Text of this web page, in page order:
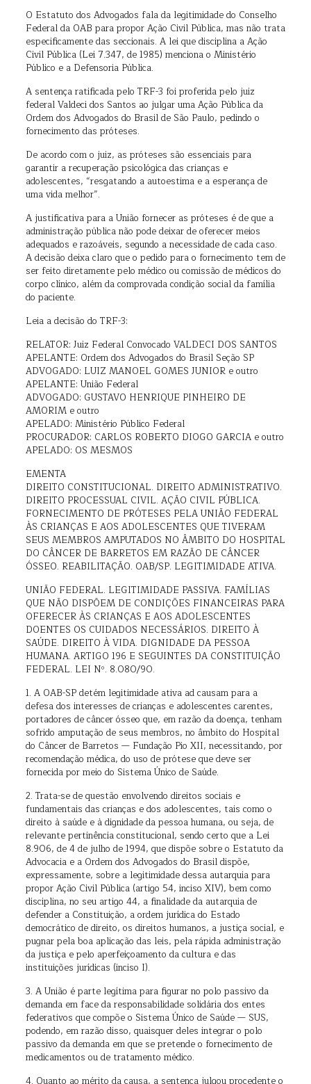
O Estatuto dos Advogados fala da legitimidade do Conselho
Federal da OAB para propor Ação Civil Pública, mas não trata
especificamente das seccionais. A lei que disciplina a Ação
Civil Pública (Lei 7.347, de 1985) menciona o Ministério
Público e a Defensoria Pública.
A sentença ratificada pelo TRF-3 foi proferida pelo juiz
federal Valdeci dos Santos ao julgar uma Ação Pública da
Ordem dos Advogados do Brasil de São Paulo, pedindo o
fornecimento das próteses.
De acordo com o juiz, as próteses são essenciais para
garantir a recuperação psicológica das crianças e
adolescentes, “resgatando a autoestima e a esperança de
uma vida melhor”.
A justificativa para a União fornecer as próteses é de que a
administração pública não pode deixar de oferecer meios
adequados e razoáveis, segundo a necessidade de cada caso.
A decisão deixa claro que o pedido para o fornecimento tem de
ser feito diretamente pelo médico ou comissão de médicos do
corpo clínico, além da comprovada condição social da família
do paciente.
Leia a decisão do TRF-3:
RELATOR: Juiz Federal Convocado VALDECI DOS SANTOS
APELANTE: Ordem dos Advogados do Brasil Seção SP
ADVOGADO: LUIZ MANOEL GOMES JUNIOR e outro
APELANTE: União Federal
ADVOGADO: GUSTAVO HENRIQUE PINHEIRO DE
AMORIM e outro
APELADO: Ministério Público Federal
PROCURADOR: CARLOS ROBERTO DIOGO GARCIA e outro
APELADO: OS MESMOS
EMENTA
DIREITO CONSTITUCIONAL. DIREITO ADMINISTRATIVO.
DIREITO PROCESSUAL CIVIL. AÇÃO CIVIL PÚBLICA.
FORNECIMENTO DE PRÓTESES PELA UNIÃO FEDERAL
ÀS CRIANÇAS E AOS ADOLESCENTES QUE TIVERAM
SEUS MEMBROS AMPUTADOS NO ÂMBITO DO HOSPITAL
DO CÂNCER DE BARRETOS EM RAZÃO DE CÂNCER
ÓSSEO. REABILITAÇÃO. OAB/SP. LEGITIMIDADE ATIVA.
UNIÃO FEDERAL. LEGITIMIDADE PASSIVA. FAMÍLIAS
QUE NÃO DISPÕEM DE CONDIÇÕES FINANCEIRAS PARA
OFERECER ÀS CRIANÇAS E AOS ADOLESCENTES
DOENTES OS CUIDADOS NECESSÁRIOS. DIREITO À
SAÚDE. DIREITO À VIDA. DIGNIDADE DA PESSOA
HUMANA. ARTIGO 196 E SEGUINTES DA CONSTITUIÇÃO
FEDERAL. LEI Nº. 8.080/90.
1. A OAB-SP detém legitimidade ativa ad causam para a
defesa dos interesses de crianças e adolescentes carentes,
portadores de câncer ósseo que, em razão da doença, tenham
sofrido amputação de seus membros, no âmbito do Hospital
do Câncer de Barretos — Fundação Pio XII, necessitando, por
recomendação médica, do uso de prótese que deve ser
fornecida por meio do Sistema Único de Saúde.
2. Trata-se de questão envolvendo direitos sociais e
fundamentais das crianças e dos adolescentes, tais como o
direito à saúde e à dignidade da pessoa humana, ou seja, de
relevante pertinência constitucional, sendo certo que a Lei
8.906, de 4 de julho de 1994, que dispõe sobre o Estatuto da
Advocacia e a Ordem dos Advogados do Brasil dispõe,
expressamente, sobre a legitimidade dessa autarquia para
propor Ação Civil Pública (artigo 54, inciso XIV), bem como
disciplina, no seu artigo 44, a finalidade da autarquia de
defender a Constituição, a ordem jurídica do Estado
democrático de direito, os direitos humanos, a justiça social, e
pugnar pela boa aplicação das leis, pela rápida administração
da justiça e pelo aperfeiçoamento da cultura e das
instituições jurídicas (inciso I).
3. A União é parte legítima para figurar no polo passivo da
demanda em face da responsabilidade solidária dos entes
federativos que compõe o Sistema Único de Saúde — SUS,
podendo, em razão disso, quaisquer deles integrar o polo
passivo da demanda em que se pretende o fornecimento de
medicamentos ou de tratamento médico.